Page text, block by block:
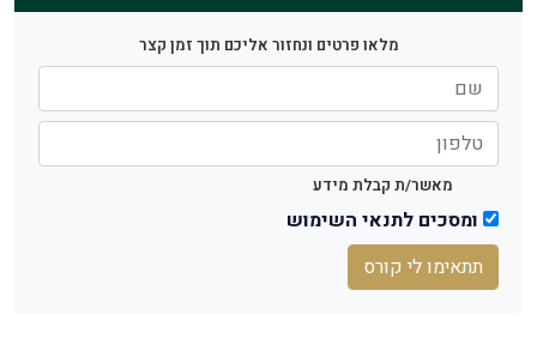
מלאו פרטים ונחזור אליכם תוך זמן קצר
מאשר/ת קבלת מידע
ומסכים לתנאי השימוש
תתאימו לי קורס